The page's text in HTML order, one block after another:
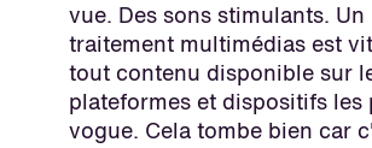
vue. Des sons stimulants. Un
traitement multimédias est
tout contenu disponible sur
plateformes et dispositifs les
vogue. Cela tombe bien car